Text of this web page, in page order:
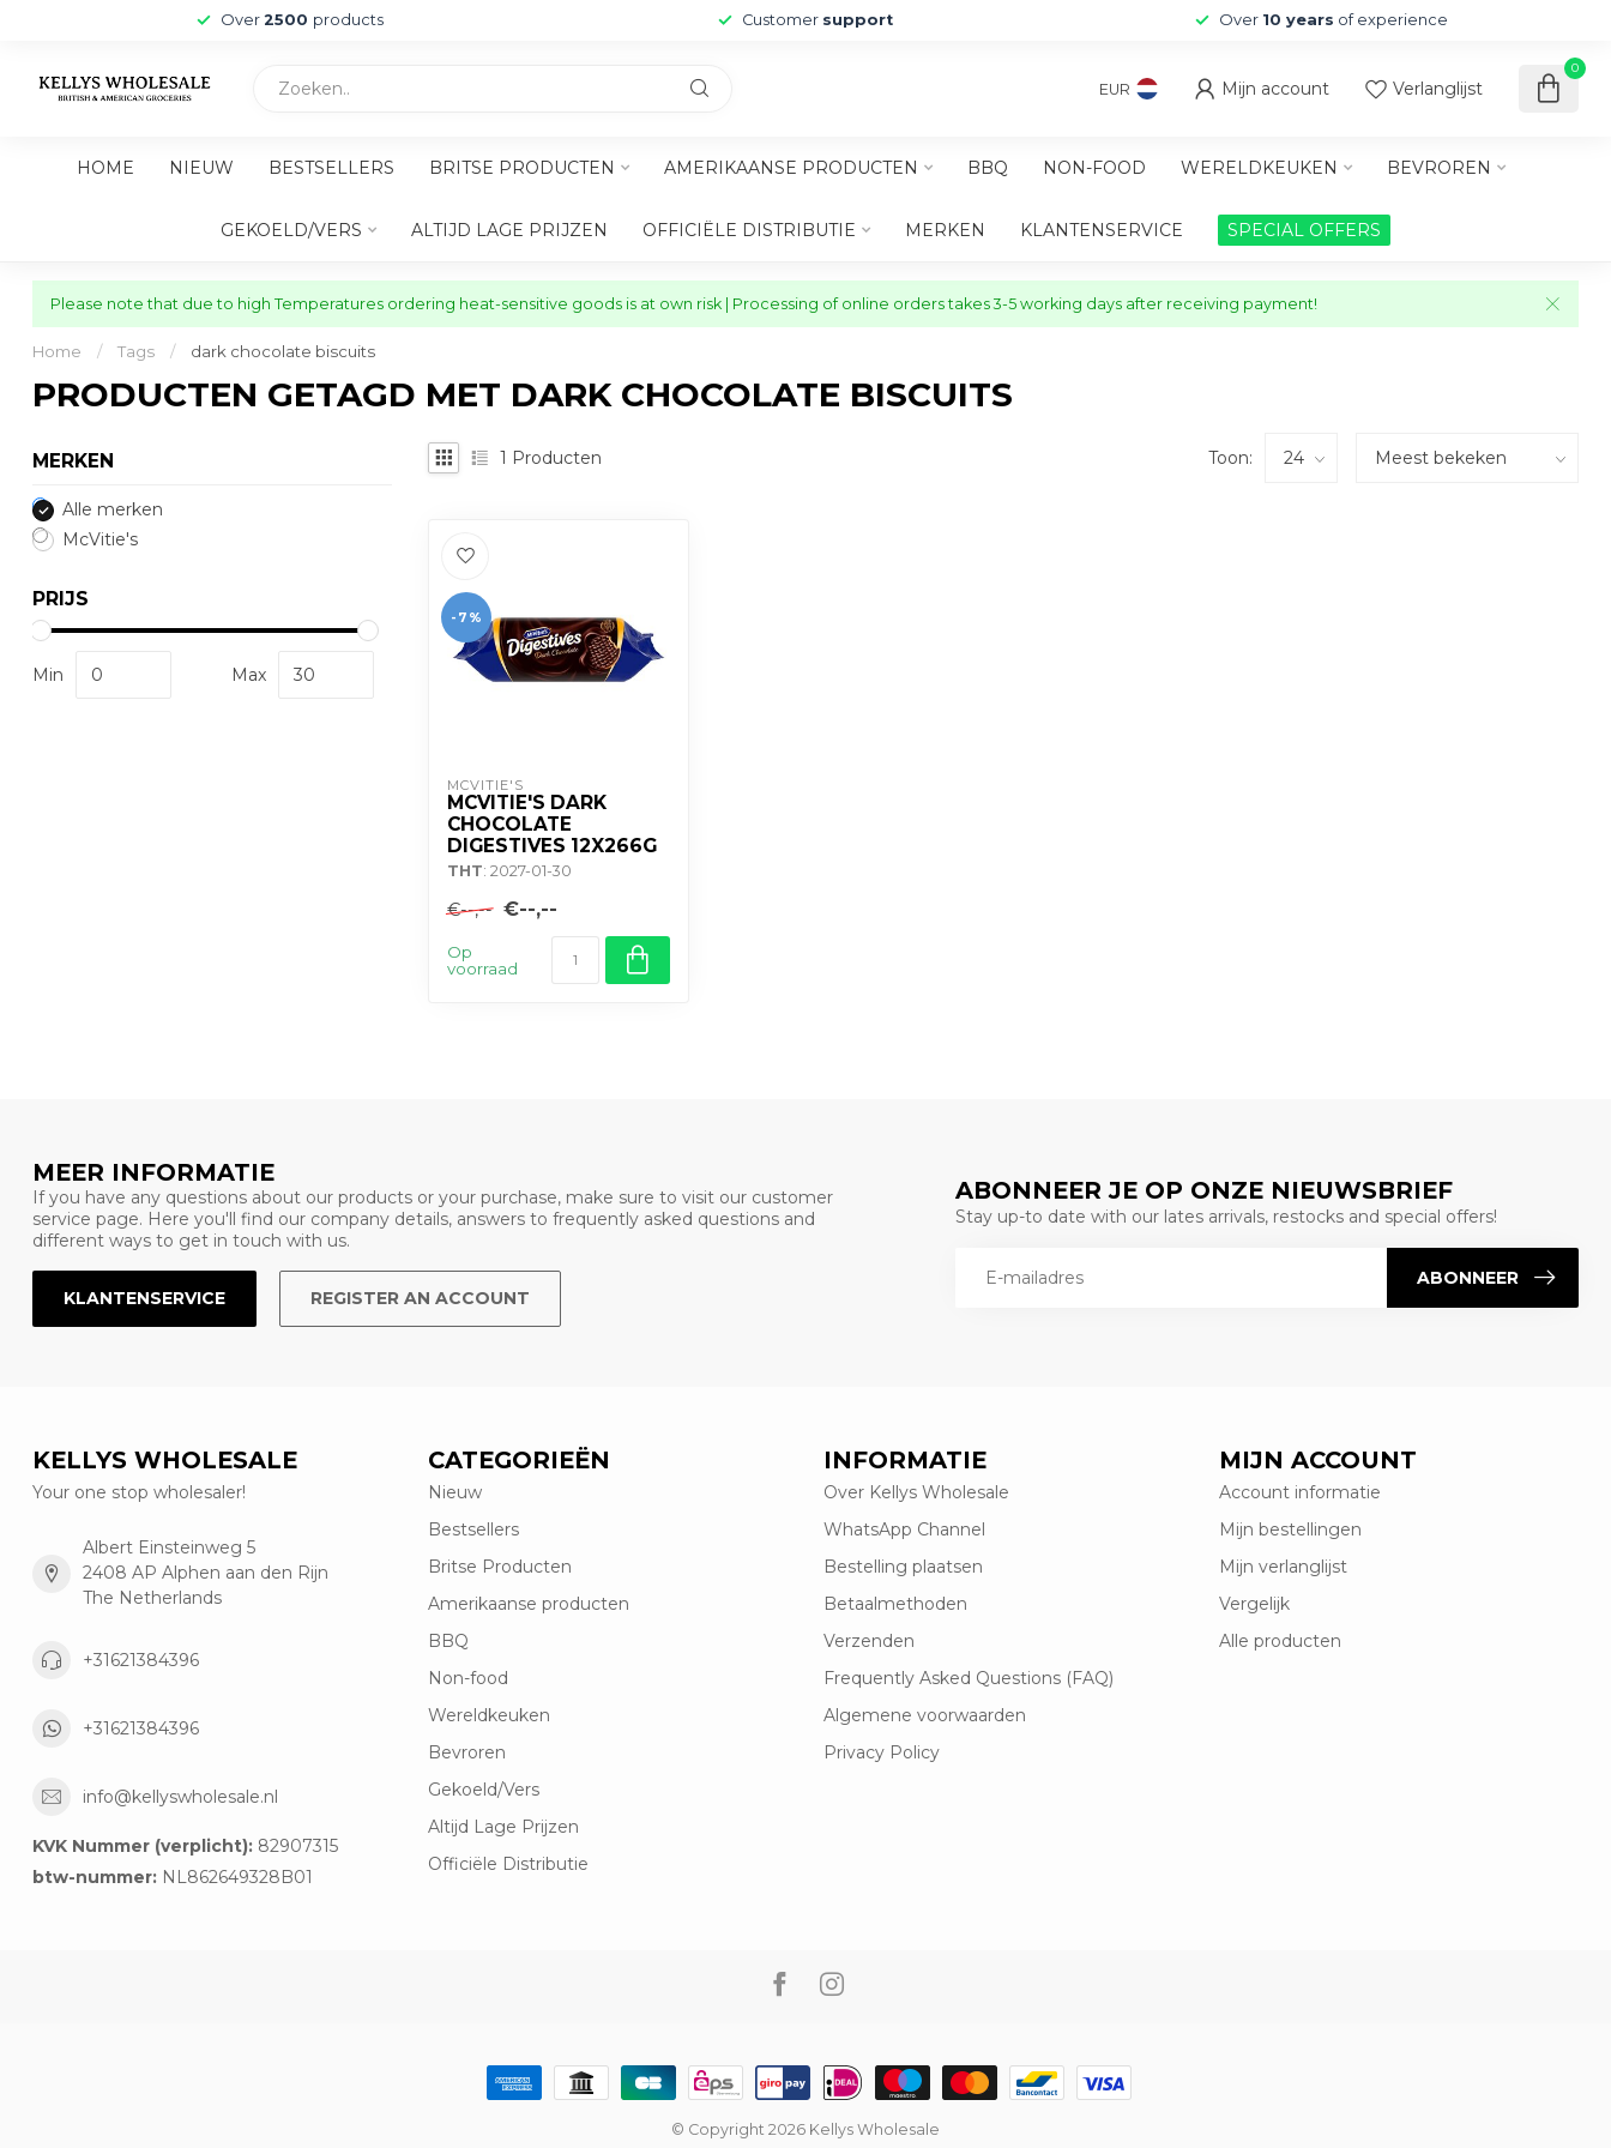
Over 2500 products Customer support Over 10 years of experience
EUR Mijn account Verlanglijst
0
HOME NIEUW BESTSELLERS BRITSE PRODUCTEN AMERIKAANSE PRODUCTEN BBQ NON-FOOD WERELDKEUKEN BEVROREN
GEKOELD/VERS ALTIJD LAGE PRIJZEN OFFICIËLE DISTRIBUTIE MERKEN KLANTENSERVICE SPECIAL OFFERS
Please note that due to high Temperatures ordering heat-sensitive goods is at own risk | Processing of online orders takes 3-5 working days after receiving payment!
Home / Tags / dark chocolate biscuits
PRODUCTEN GETAGD MET DARK CHOCOLATE BISCUITS
MERKEN
Alle merken
McVitie's
PRIJS
Min Max
1 Producten Toon:
-7%
MCVITIE'S
MCVITIE'S DARK
CHOCOLATE
DIGESTIVES 12X266G
THT: 2027-01-30
€--,-- €--,--
Op
voorraad
MEER INFORMATIE
If you have any questions about our products or your purchase, make sure to visit our customer
service page. Here you'll find our company details, answers to frequently asked questions and
different ways to get in touch with us.
KLANTENSERVICE REGISTER AN ACCOUNT
ABONNEER JE OP ONZE NIEUWSBRIEF
Stay up-to date with our lates arrivals, restocks and special offers!
ABONNEER
KELLYS WHOLESALE
Your one stop wholesaler!
Albert Einsteinweg 5
2408 AP Alphen aan den Rijn
The Netherlands
+31621384396
+31621384396
info@kellyswholesale.nl
KVK Nummer (verplicht): 82907315
btw-nummer: NL862649328B01
CATEGORIEËN
Nieuw
Bestsellers
Britse Producten
Amerikaanse producten
BBQ
Non-food
Wereldkeuken
Bevroren
Gekoeld/Vers
Altijd Lage Prijzen
Officiële Distributie
INFORMATIE
Over Kellys Wholesale
WhatsApp Channel
Bestelling plaatsen
Betaalmethoden
Verzenden
Frequently Asked Questions (FAQ)
Algemene voorwaarden
Privacy Policy
MIJN ACCOUNT
Account informatie
Mijn bestellingen
Mijn verlanglijst
Vergelijk
Alle producten
© Copyright 2026 Kellys Wholesale